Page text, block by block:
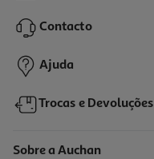
3,99 €
Contacto
Ajuda
Trocas e Devoluções
Sobre a Auchan